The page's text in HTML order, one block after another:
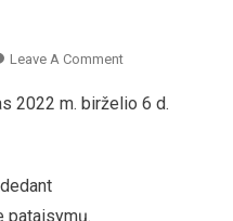
Leave A CommentOn
Kaip
2022 m. birželio 6 d.
pataisymų.